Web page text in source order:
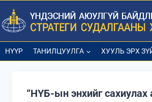
Skip
to
content
НҮҮР ТАНИЛЦУУЛГА ХУУЛЬ ЭРХ
“НҮБ-ын энхийг